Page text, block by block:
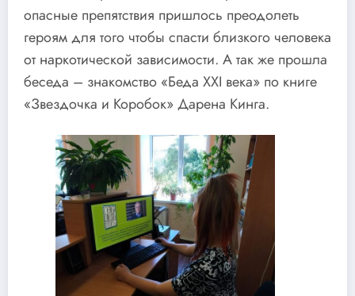
опасные препятствия пришлось преодолеть
героям для того чтобы спасти близкого человека
от наркотической зависимости. А так же прошла
беседа – знакомство «Беда XXI века» по книге
«Звездочка и Коробок» Дарена Кинга.